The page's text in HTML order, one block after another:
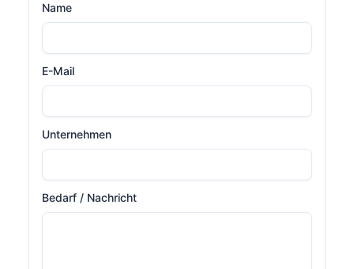
Name
E-Mail
Unternehmen
Bedarf / Nachricht